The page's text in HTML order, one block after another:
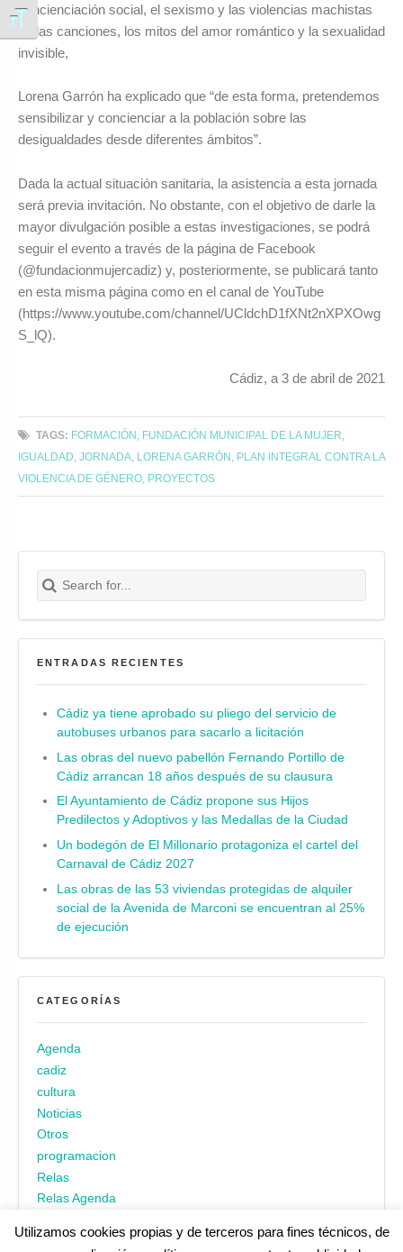
Alternar tamaño de letra
concienciación social, el sexismo y las violencias machistas
en las canciones, los mitos del amor romántico y la sexualidad
invisible,
Lorena Garrón ha explicado que “de esta forma, pretendemos
sensibilizar y concienciar a la población sobre las
desigualdades desde diferentes ámbitos”.
Dada la actual situación sanitaria, la asistencia a esta jornada
será previa invitación. No obstante, con el objetivo de darle la
mayor divulgación posible a estas investigaciones, se podrá
seguir el evento a través de la página de Facebook
(@fundacionmujercadiz) y, posteriormente, se publicará tanto
en esta misma página como en el canal de YouTube
(https://www.youtube.com/channel/UCldchD1fXNt2nXPXOwg
S_lQ).
Cádiz, a 3 de abril de 2021
TAGS: FORMACIÓN FUNDACIÓN MUNICIPAL DE LA MUJER
IGUALDAD JORNADA LORENA GARRÓN
PLAN INTEGRAL CONTRA LA
VIOLENCIA DE GÉNERO PROYECTOS
Search for:
Buscar
ENTRADAS RECIENTES
Cádiz ya tiene aprobado su pliego del servicio de
autobuses urbanos para sacarlo a licitación
Las obras del nuevo pabellón Fernando Portillo de
Cádiz arrancan 18 años después de su clausura
El Ayuntamiento de Cádiz propone sus Hijos
Predilectos y Adoptivos y las Medallas de la Ciudad
Un bodegón de El Millonario protagoniza el cartel del
Carnaval de Cádiz 2027
Las obras de las 53 viviendas protegidas de alquiler
social de la Avenida de Marconi se encuentran al 25%
de ejecución
CATEGORÍAS
Agenda
cadiz
cultura
Noticias
Otros
programacion
Relas
Relas Agenda
Utilizamos cookies propias y de terceros para fines técnicos, de